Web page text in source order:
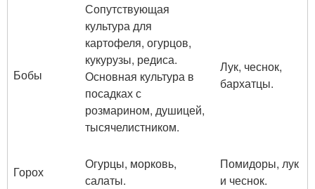
Бобы
Сопутствующая
культура для
картофеля, огурцов,
кукурузы, редиса.
Основная культура в
посадках с
розмарином, душицей,
тысячелистником.
Лук, чеснок,
бархатцы.
Горох
Огурцы, морковь,
салаты.
Помидоры, лук
и чеснок.